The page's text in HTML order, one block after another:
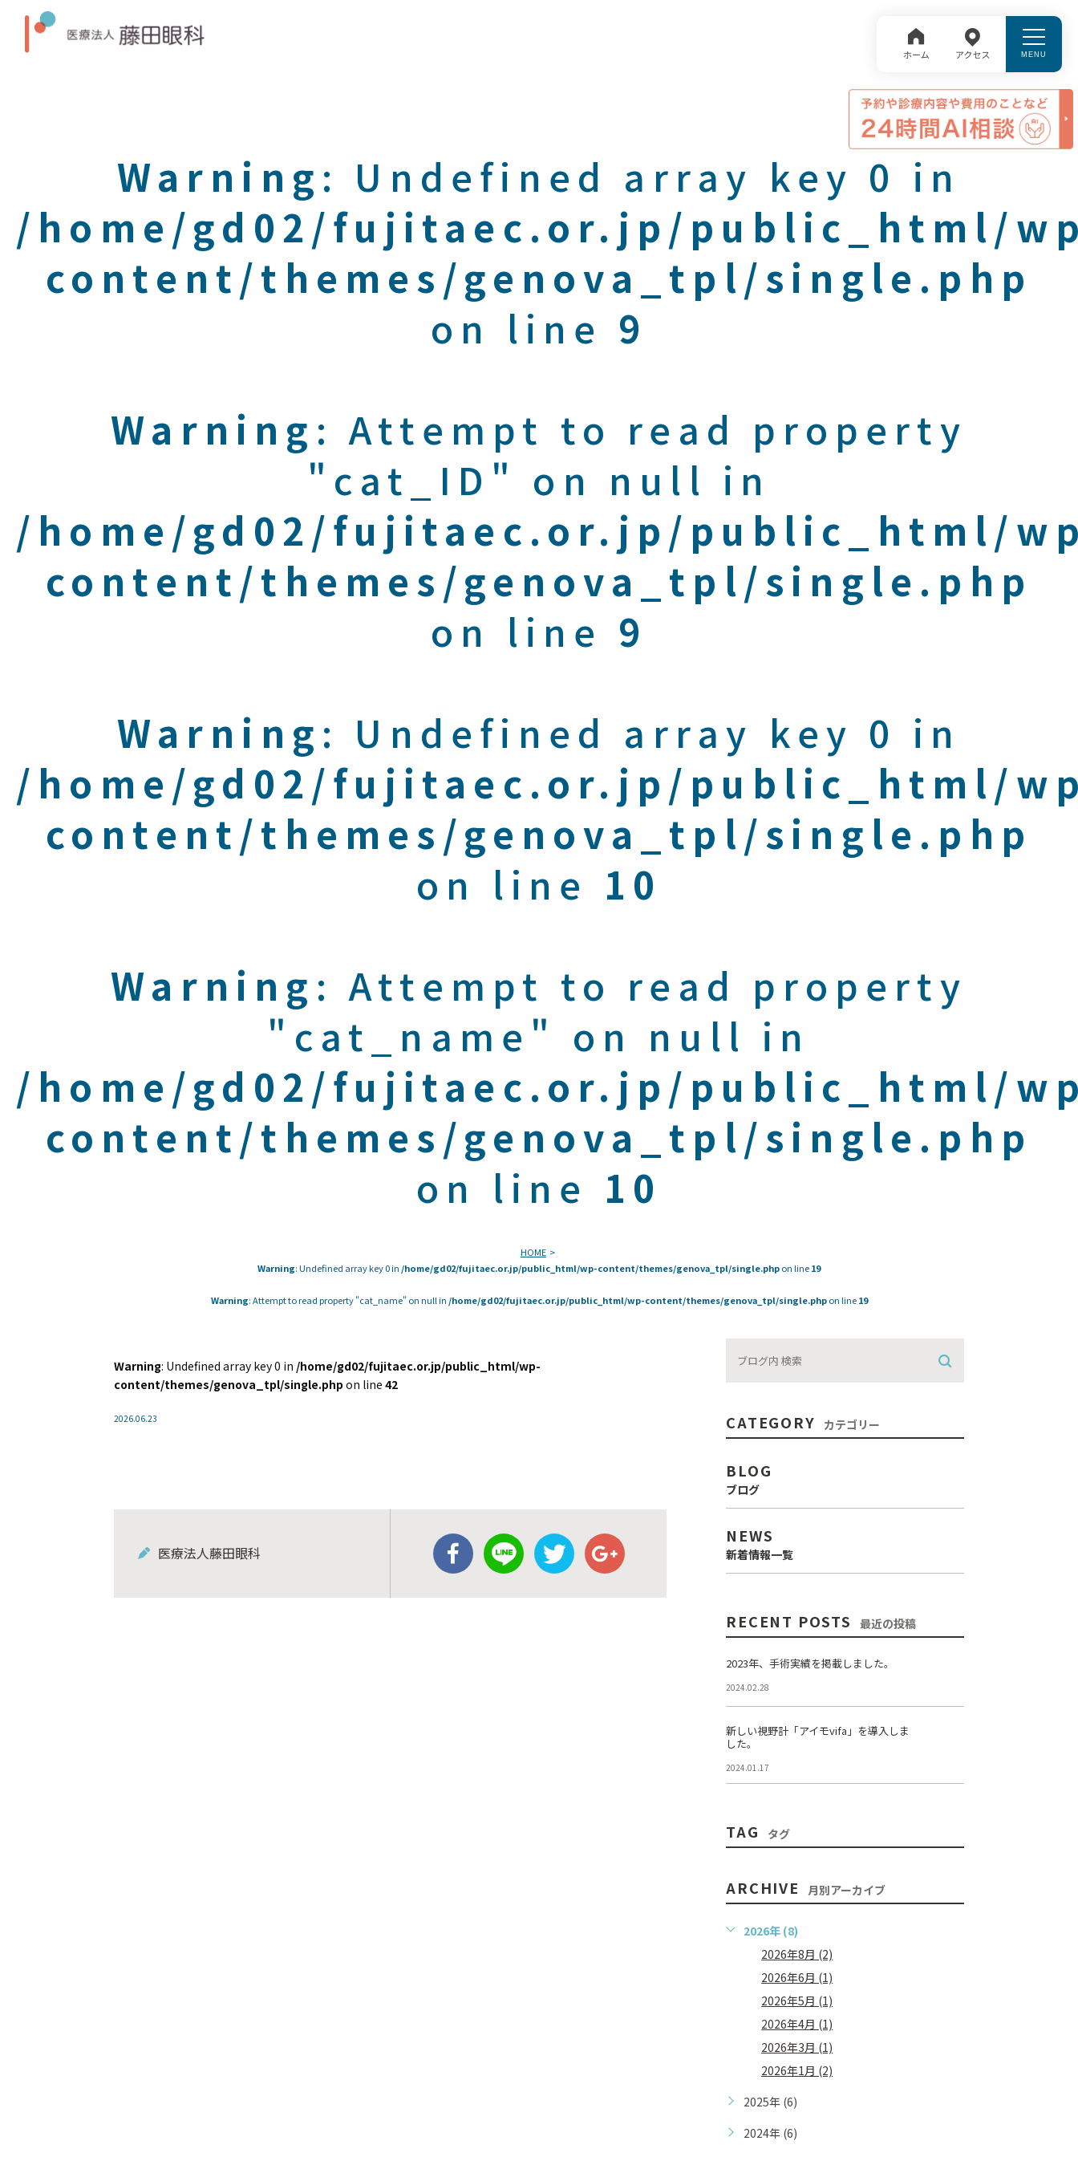
Warning: Undefined array key 0 in
/home/gd02/fujitaec.or.jp/public_html/
content/themes/genova_tpl/single.php
on line 9
Warning : Attempt to read property
"cat_ID" on null in
/home/gd02/fujitaec.or.jp/public_html/
content/themes/genova_tpl/single.php
on line 9
Warning: Undefined array key 0 in
/home/gd02/fujitaec.or.jp/public_html/
content/themes/genova_tpl/single.php
on line 10
Warning : Attempt to read property
"cat_name" on null in
/home/gd02/fujitaec.or.jp/public_html/
content/themes/genova_tpl/single.php
on line 10
HOME
Warning: Undefined array key 0 in /home/gd02/fujitaec.or.jp/public_html/wp-content/themes/genova_tpl/single.phpon line19
Warning: Attempt to read property "cat_name" on null in /home/gd02/fujitaec.or.jp/public_html/wp-content/themes/genova_tpl/single.phpon line19
Warning: Undefined array key 0 in /home/gd02/fujitaec.or.jp/public_html/wp-
content/themes/genova_tpl/single.php on line 42
2026.06.23
医療法人藤田眼科
CATEGORY カテゴリー
BLOG
ブログ
NEWS
新着情報一覧
RECENT POSTS 最近の投稿
2023年、手術実績を掲載しました。
2024.02.28
新しい視野計「アイモvifa」を導入しま
した。
2024.01.17
TAG タグ
ARCHIVE 月別アーカイブ
2026年 (8)
2026年8月 (2)
2026年6月 (1)
2026年5月 (1)
2026年4月 (1)
2026年3月 (1)
2026年1月 (2)
2025年 (6)
2024年 (6)